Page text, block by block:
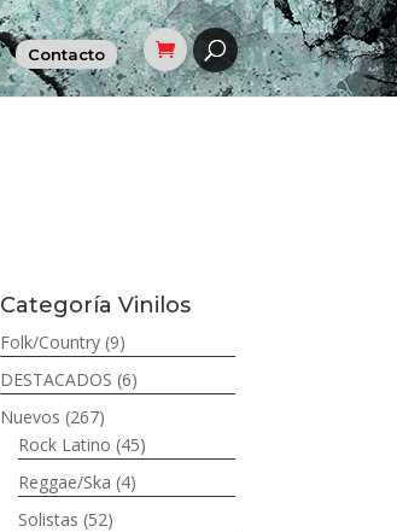
Contacto
Categoría Vinilos
Folk/Country (9)
DESTACADOS (6)
Nuevos (267)
Rock Latino (45)
Reggae/Ska (4)
Solistas (52)